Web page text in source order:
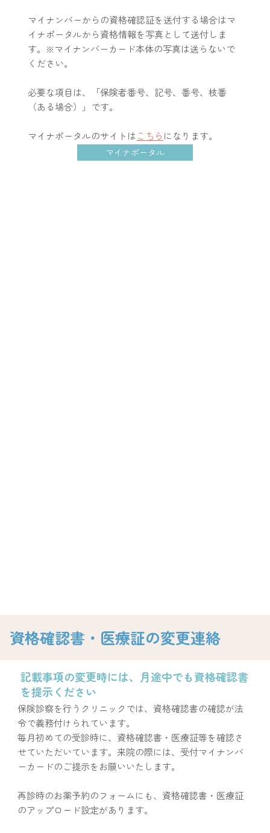
マイナンバーからの資格確認証を送付する場合はマ
イナポータルから資格情報を写真として送付しま
す。※マイナンバーカード本体の写真は送らないで
ください。
必要な項目は、「保険者番号、記号、番号、枝番
（ある場合）」です。
マイナポータルのサイトはこちら になります。
マイナポータル
資格確認書・医療証の変更連絡
保険診察を行うクリニックでは、資格確認書の確認が法
令で義務付けられています。
毎月初めての受診時に、資格確認書・医療証等を確認さ
せていただいています。来院の際には、受付マイナンバ
ーカードのご提示をお願いいたします。
再診時のお薬予約のフォームにも、資格確認書・医療証
のアップロード設定があります。
記載事項の変更時には、月途中でも資格確認書
を提示ください